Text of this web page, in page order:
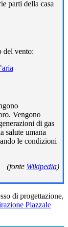
parti della casa
del vento:
Vengono
di gas
salute umana
le condizioni
(fonte Wikipedia)
di progettazione,
Piazzale